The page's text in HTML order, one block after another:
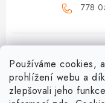
Používáme cookies,
prohlížení webu a
zlepšovali jeho
778